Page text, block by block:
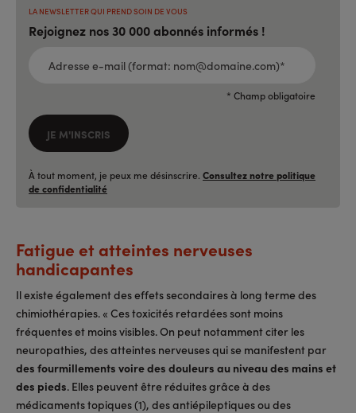
LA NEWSLETTER QUI PREND SOIN DE VOUS
Rejoignez nos 30 000 abonnés informés !
MAIL
* Champ obligatoire
JE M'INSCRIS
À tout moment, je peux me désinscrire. Consultez notre politique
de confidentialité
Fatigue et atteintes nerveuses
handicapantes
Il existe également des effets secondaires à long terme des
chimiothérapies. « Ces toxicités retardées sont moins
fréquentes et moins visibles. On peut notamment citer les
neuropathies, des atteintes nerveuses qui se manifestent par
des fourmillements voire des douleurs au niveau des mains et
des pieds. Elles peuvent être réduites grâce à des
médicaments topiques (1), des antiépileptiques ou des